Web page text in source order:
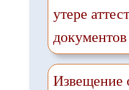
утере
документов
Извещение